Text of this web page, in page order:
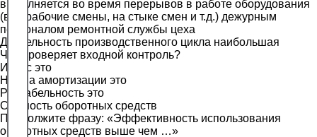
выполняется во время перерывов в работе оборудования
(в нерабочие смены, на стыке смен и т.д.) дежурным
персоналом ремонтной службы цеха
Длительность производственного цикла наибольшая
Что проверяет входной контроль?
Износ это
Норма амортизации это
Рентабельность это
Сущность оборотных средств
Продолжите фразу: «Эффективность использования
оборотных средств выше чем …»